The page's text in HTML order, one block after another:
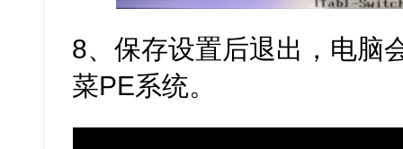
8、保存设置后退出，电脑
菜PE系统。